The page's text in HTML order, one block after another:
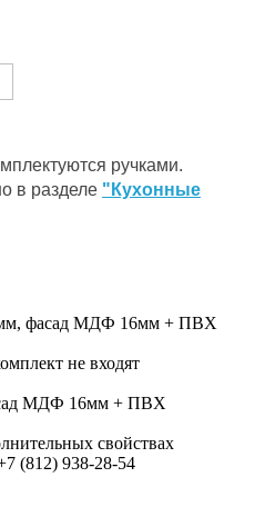
ручками.
в разделе "Кухонные
фасад МДФ 16мм + ПВХ
не входят
МДФ 16мм + ПВХ
свойствах
(812) 938-28-54